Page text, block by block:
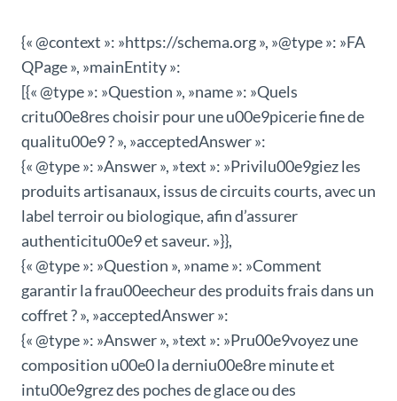
{« @context »: »https://schema.org », »@type »: »FA
QPage », »mainEntity »:
[{« @type »: »Question », »name »: »Quels
critu00e8res choisir pour une u00e9picerie fine de
qualitu00e9 ? », »acceptedAnswer »:
{« @type »: »Answer », »text »: »Privilu00e9giez les
produits artisanaux, issus de circuits courts, avec un
label terroir ou biologique, afin d’assurer
authenticitu00e9 et saveur. »}},
{« @type »: »Question », »name »: »Comment
garantir la frau00eecheur des produits frais dans un
coffret ? », »acceptedAnswer »:
{« @type »: »Answer », »text »: »Pru00e9voyez une
composition u00e0 la derniu00e8re minute et
intu00e9grez des poches de glace ou des